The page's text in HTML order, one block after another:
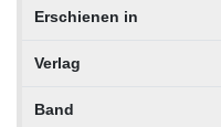
Erschienen in
Verlag
Band